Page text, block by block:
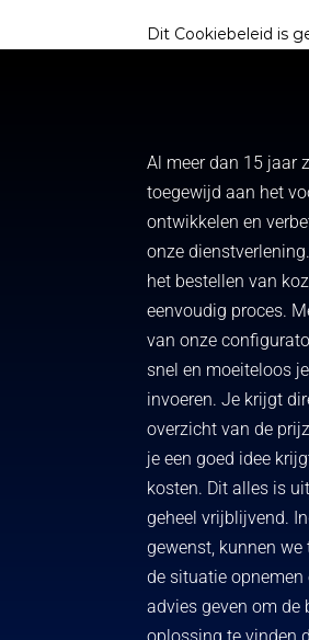
Dit Cookiebeleid is
Al meer dan 15 jaar
toegewijd aan het
ontwikkelen en
onze
het bestellen van
eenvoudig proces.
van onze
snel en moeiteloos
invoeren. Je krijgt
overzicht van de
je een goed idee
kosten. Dit alles is
geheel vrijblijvend.
gewenst, kunnen we
de situatie opnemen
advies geven om de